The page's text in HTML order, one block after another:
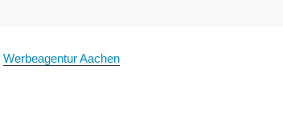
Werbeagentur Aachen